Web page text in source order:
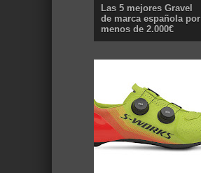
Las 5 mejores Gravel
de marca española por
menos de 2.000€